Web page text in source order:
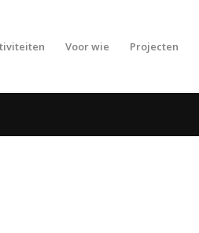
Voor wie Projecten